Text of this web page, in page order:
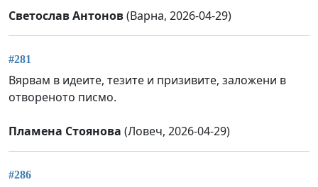
Светослав Антонов(Варна, 2026-04-29)
#281
Вярвам в идеите, тезите и призивите, заложени в
отвореното писмо.
Пламена Стоянова (Ловеч, 2026-04-29)
#286